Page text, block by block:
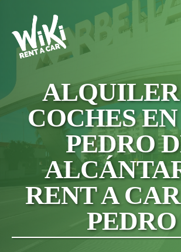
COCHES
PEDRO
RENT A
PEDRO